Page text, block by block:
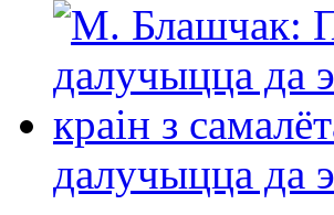
далучыцца да